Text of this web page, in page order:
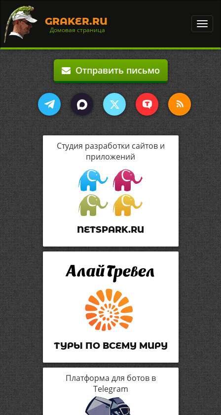
GRAKER.RU
Домовая страница
Отправить письмо
Студия разработки сайтов и
приложений
NETSPARK.RU
ТУРЫ ПО ВСЕМУ МИРУ
Платформа для ботов в
Telegram